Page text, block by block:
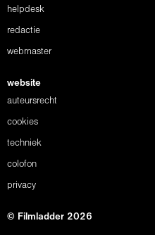
helpdesk
redactie
webmaster
website
auteursrecht
cookies
techniek
colofon
privacy
© Filmladder 2026